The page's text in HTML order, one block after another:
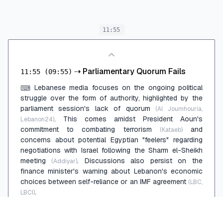
11:55
11:55 (09:55) ⇢ Parliamentary Quorum Fails
⌨ Lebanese media focuses on the ongoing political
struggle over the form of authority, highlighted by the
parliament session's lack of quorum (Al Joumhouria,
Lebanon24). This comes amidst President Aoun's
commitment to combating terrorism
(Kataeb)and
concerns about potential Egyptian "feelers" regarding
negotiations with Israel following the Sharm el-Sheikh
meeting (Addiyar). Discussions also persist on the
finance minister's warning about Lebanon's economic
choices between self-reliance or an IMF agreement (LBC,
LBCI).